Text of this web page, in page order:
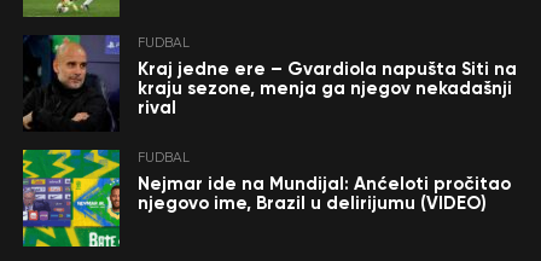
FUDBAL
Kraj jedne ere – Gvardiola napušta Siti na
kraju sezone, menja ga njegov nekadašnji
rival
FUDBAL
Nejmar ide na Mundijal: Anćeloti pročitao
njegovo ime, Brazil u delirijumu (VIDEO)